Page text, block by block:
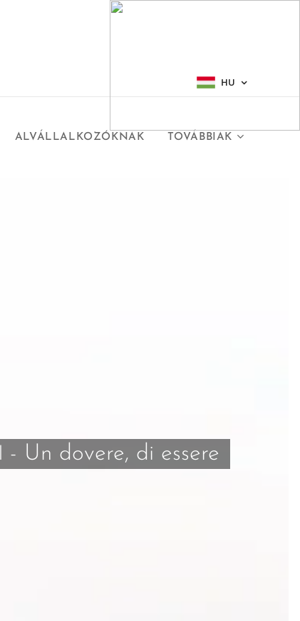
HU
ALVÁLLALKOZÓKNAK TOVÁBBIAK
- Un dovere, di essere